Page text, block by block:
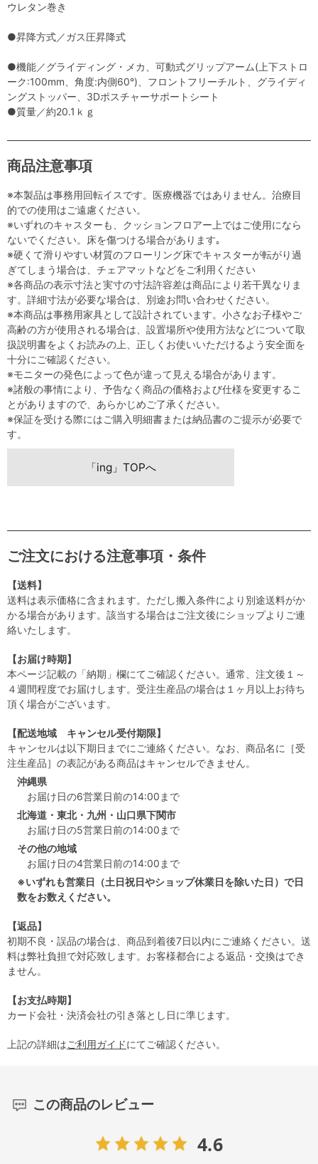
ウレタン巻き
●昇降方式／ガス圧昇降式
●機能／グライディング・メカ、可動式グリップアーム(上下ストロ
ーク:100mm、角度:内側60°)、フロントフリーチルト、グライディ
ングストッパー、3Dポスチャーサポートシート
●質量／約20.1ｋｇ
商品注意事項
※本製品は事務用回転イスです。医療機器ではありません。治療目
的での使用はご遠慮ください。
※いずれのキャスターも、クッションフロアー上ではご使用になら
ないでください。床を傷つける場合があります｡
※硬くて滑りやすい材質のフローリング床でキャスターが転がり過
ぎてしまう場合は、チェアマットなどをご利用ください
※各商品の表示寸法と実寸の寸法許容差は商品により若干異なりま
す。詳細寸法が必要な場合は、別途お問い合わせください。
※本商品は事務用家具として設計されています。小さなお子様やご
高齢の方が使用される場合は、設置場所や使用方法などについて取
扱説明書をよくお読みの上、正しくお使いいただけるよう安全面を
十分にご確認ください。
※モニターの発色によって色が違って見える場合があります。
※諸般の事情により、予告なく商品の価格および仕様を変更するこ
とがありますので、あらかじめご了承ください。
※保証を受ける際にはご購入明細書または納品書のご提示が必要で
す。
「ing」TOPへ
ご注文における注意事項・条件
【送料】
送料は表示価格に含まれます。ただし搬入条件により別途送料がか
かる場合があります。該当する場合はご注文後にショップよりご連
絡いたします。
【お届け時期】
本ページ記載の「納期」欄にてご確認ください。通常、注文後１～
４週間程度でお届けします。受注生産品の場合は１ヶ月以上お待ち
頂く場合がございます。
【配送地域 キャンセル受付期限】
キャンセルは以下期日までにご連絡ください。なお、商品名に［受
注生産品］の表記がある商品はキャンセルできません。
沖縄県
お届け日の6営業日前の14:00まで
北海道・東北・九州・山口県下関市
お届け日の5営業日前の14:00まで
その他の地域
お届け日の4営業日前の14:00まで
※いずれも営業日（土日祝日やショップ休業日を除いた日）で日
数をお数えください。
【返品】
初期不良・誤品の場合は、商品到着後7日以内にご連絡ください。送
料は弊社負担で対応致します。お客様都合による返品・交換はでき
ません。
【お支払時期】
カード会社・決済会社の引き落とし日に準じます。
上記の詳細はご利用ガイドにてご確認ください。
この商品のレビュー
4.6